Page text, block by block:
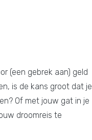
(een gebrek aan) geld
is de kans groot dat je
Of met jouw gat in je
droomreis te